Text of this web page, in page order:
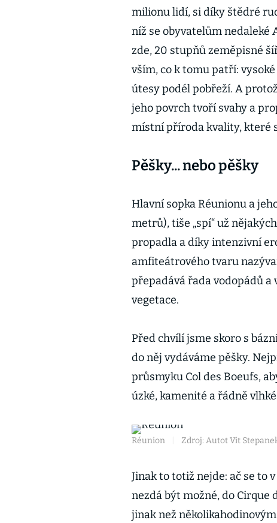
milionu lidí, si díky štědré
níž se obyvatelům nedaleké
zde, 20 stupňů zeměpisné
vším, co k tomu patří:
útesy podél pobřeží. A
jeho povrch tvoří svahy a
místní příroda kvality, které
Pěšky... nebo pěšky
Hlavní sopka Réunionu a
metrů), tiše „spí“ už
propadla a díky intenzivní
amfiteátrového tvaru
přepadává řada vodopádů
vegetace.
Před chvílí jsme skoro s
do něj vydáváme pěšky.
průsmyku Col des Boeufs,
úzké, kamenité a řádně
Réunion Zdroj: Autot Vit
Jinak to totiž nejde: ač se to
nezdá být možné, do Cirque
jinak než